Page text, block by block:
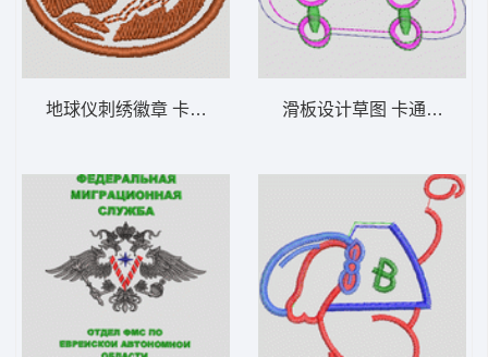
地球仪刺绣徽章 卡通童装章标贴布 滑板设计草图 卡通童